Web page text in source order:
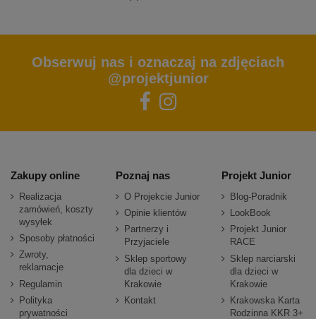
Obserwuj nas i oznaczaj na zdjęciach
@projektjunior
Zakupy online
Realizacja
zamówień, koszty
wysyłek
Sposoby płatności
Zwroty,
reklamacje
Regulamin
Polityka
prywatności
Poznaj nas
O Projekcie Junior
Opinie klientów
Partnerzy i
Przyjaciele
Sklep sportowy
dla dzieci w
Krakowie
Kontakt
Projekt Junior
Blog-Poradnik
LookBook
Projekt Junior
RACE
Sklep narciarski
dla dzieci w
Krakowie
Krakowska Karta
Rodzinna KKR 3+